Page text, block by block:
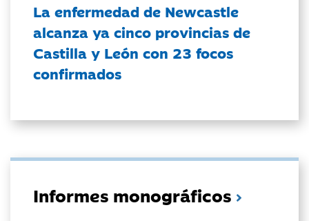
La enfermedad de Newcastle
alcanza ya cinco provincias de
Castilla y León con 23 focos
confirmados
Informes monográficos